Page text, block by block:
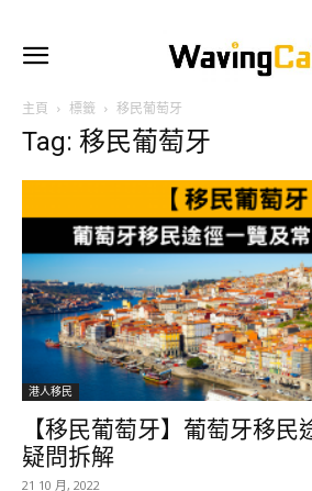
主頁 標籤 移民葡萄牙
Tag: 移民葡萄牙
港人移民
【移民葡萄牙】葡萄牙移
疑問拆解
21 10 月, 2022